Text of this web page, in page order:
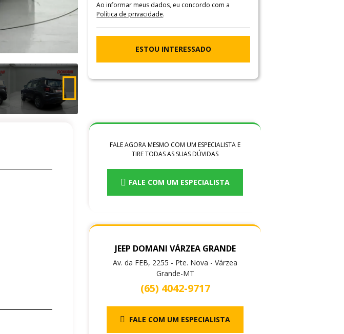
Ao informar meus dados, eu concordo com a
Política de privacidade.
ESTOU INTERESSADO
FALE AGORA MESMO COM UM ESPECIALISTA E
TIRE TODAS AS SUAS DÚVIDAS
FALE COM UM ESPECIALISTA
JEEP DOMANI VÁRZEA GRANDE
Av. da FEB, 2255 - Pte. Nova - Várzea
Grande-MT
(65) 4042-9717
FALE COM UM ESPECIALISTA